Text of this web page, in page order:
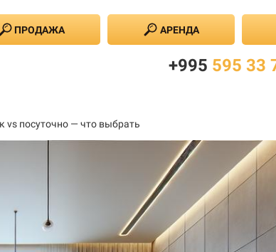
ПРОДАЖА АРЕНДА
+995 595 33
vs посуточно — что выбрать